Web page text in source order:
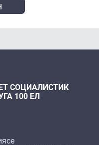
СОЦИАЛИСТИК
100 ЕЛ